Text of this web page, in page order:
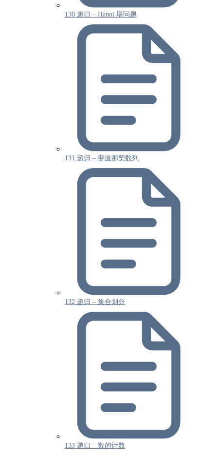
130 递归 – Hanoi 塔问题
131 递归 – 斐波那契数列
132 递归 – 集合划分
133 递归 – 数的计数